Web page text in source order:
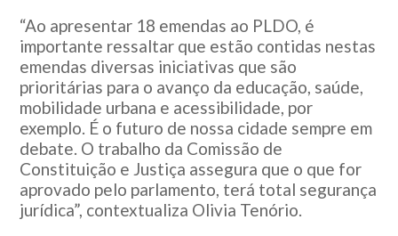
“Ao apresentar 18 emendas ao PLDO, é
importante ressaltar que estão contidas nestas
emendas diversas iniciativas que são
prioritárias para o avanço da educação, saúde,
mobilidade urbana e acessibilidade, por
exemplo. É o futuro de nossa cidade sempre em
debate. O trabalho da Comissão de
Constituição e Justiça assegura que o que for
aprovado pelo parlamento, terá total segurança
jurídica”, contextualiza Olivia Tenório.